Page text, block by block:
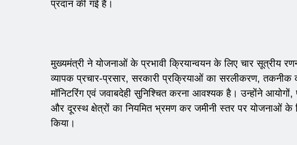
प्रदान की गई हैं।
मुख्यमंत्री ने योजनाओं के प्रभावी क्रियान्वयन के लिए चार सूत्रीय
व्यापक प्रचार-प्रसार, सरकारी प्रक्रियाओं का सरलीकरण, तकनीक
मॉनिटरिंग एवं जवाबदेही सुनिश्चित करना आवश्यक है। उन्होंने आयोगों,
और दूरस्थ क्षेत्रों का नियमित भ्रमण कर जमीनी स्तर पर योजनाओं के
किया।